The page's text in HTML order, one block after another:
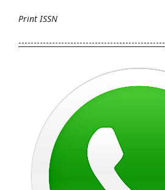
PrintISSN
------------------------------------------------